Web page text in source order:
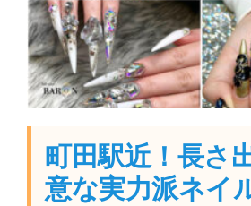
町田駅近！長さ
意な実力派ネイ